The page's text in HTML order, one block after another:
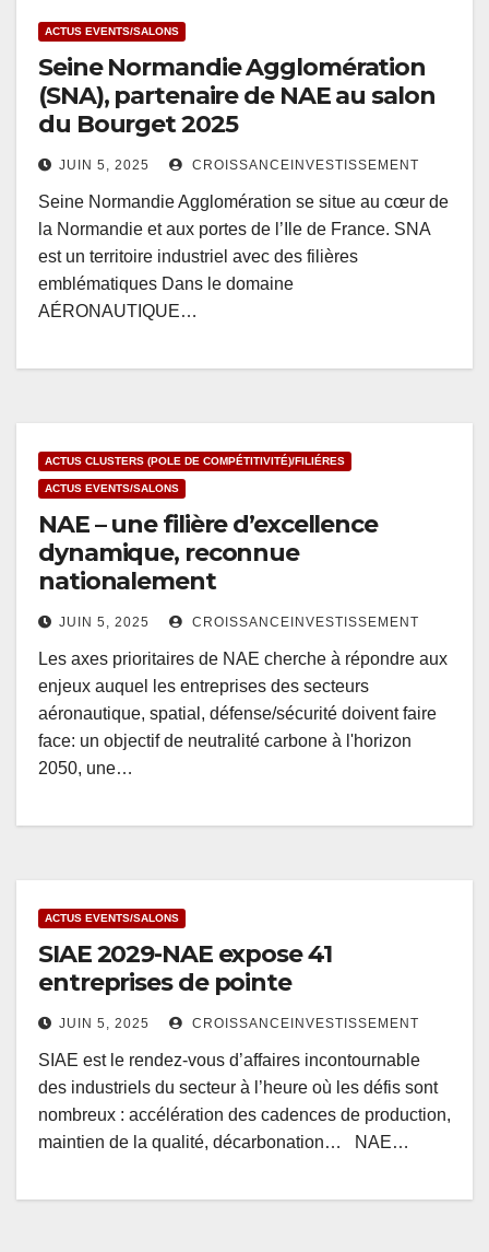
ACTUS EVENTS/SALONS
Seine Normandie Agglomération
(SNA), partenaire de NAE au salon
du Bourget 2025
JUIN 5, 2025 CROISSANCEINVESTISSEMENT
Seine Normandie Agglomération se situe au cœur de
la Normandie et aux portes de l’Ile de France. SNA
est un territoire industriel avec des filières
emblématiques Dans le domaine
AÉRONAUTIQUE…
ACTUS CLUSTERS (POLE DE COMPÉTITIVITÉ)/FILIÉRES
ACTUS EVENTS/SALONS
NAE – une filière d’excellence
dynamique, reconnue
nationalement
JUIN 5, 2025 CROISSANCEINVESTISSEMENT
Les axes prioritaires de NAE cherche à répondre aux
enjeux auquel les entreprises des secteurs
aéronautique, spatial, défense/sécurité doivent faire
face: un objectif de neutralité carbone à l'horizon
2050, une…
ACTUS EVENTS/SALONS
SIAE 2029-NAE expose 41
entreprises de pointe
JUIN 5, 2025 CROISSANCEINVESTISSEMENT
SIAE est le rendez-vous d’affaires incontournable
des industriels du secteur à l’heure où les défis sont
nombreux : accélération des cadences de production,
maintien de la qualité, décarbonation… NAE…